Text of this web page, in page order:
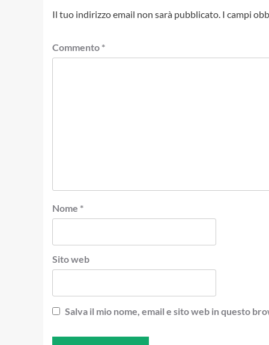
Il tuo indirizzo email non sarà pubblicato. I campi
Commento *
Nome *
Sito web
Salva il mio nome, email e sito web in questo